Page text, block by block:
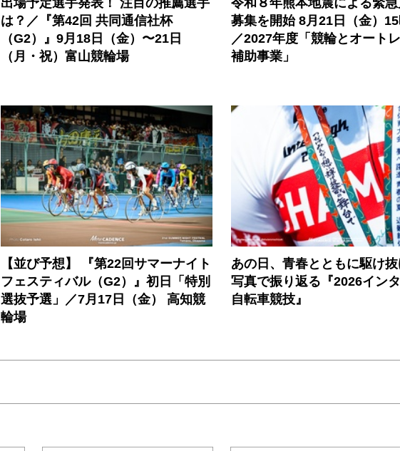
出場予定選手発表！ 注目の推薦選手
は？／『第42回 共同通信社杯
（G2）』9月18日（金）〜21日
（月・祝）富山競輪場
令和８年熊本地震による緊
募集を開始 8月21日（金）
／2027年度「競輪とオート
補助事業」
【並び予想】 『第22回サマーナイト
フェスティバル（G2）』初日「特別
選抜予選」／7月17日（金） 高知競
輪場
あの日、青春とともに駆け抜
写真で振り返る『2026イン
自転車競技』